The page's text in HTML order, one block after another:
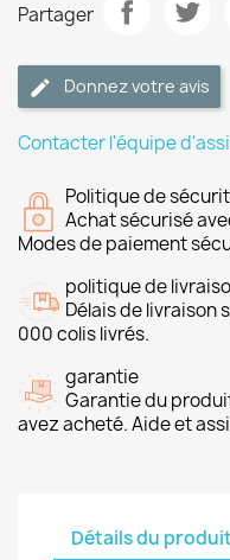
Partager
Donnez votre avis
Contacter l'équipe
Politique de
Achat sécurisé
Modes de paiement
politique de
Délais de livraison
000 colis livrés.
garantie
Garantie du
avez acheté. Aide et
Détails du produit